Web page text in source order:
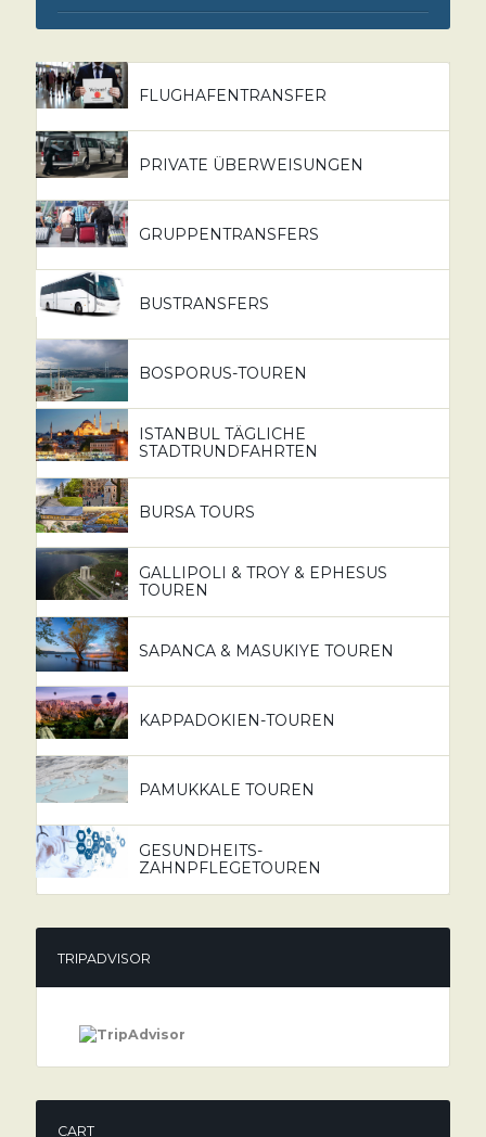
FLUGHAFENTRANSFER
PRIVATE ÜBERWEISUNGEN
GRUPPENTRANSFERS
BUSTRANSFERS
BOSPORUS-TOUREN
ISTANBUL TÄGLICHE
STADTRUNDFAHRTEN
BURSA TOURS
GALLIPOLI & TROY & EPHESUS
TOUREN
SAPANCA & MASUKIYE TOUREN
KAPPADOKIEN-TOUREN
PAMUKKALE TOUREN
GESUNDHEITS-
ZAHNPFLEGETOUREN
TRIPADVISOR
CART